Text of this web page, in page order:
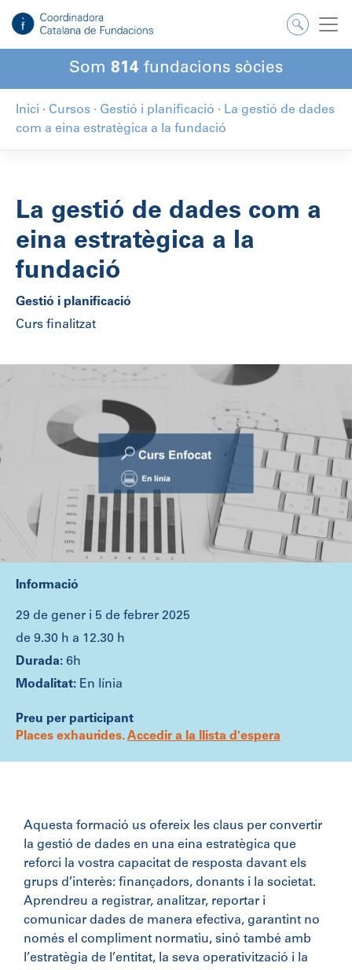
Som 814 fundacions sòcies
Inici · Cursos · Gestió i planificació · La gestió de dades
com a eina estratègica a la fundació
La gestió de dades com a
eina estratègica a la
fundació
Gestió i planificació
Curs finalitzat
Informació
29 de gener i 5 de febrer 2025
de 9.30 h a 12.30 h
6h
En línia
Preu per participant
Places exhaurides.Accedir a la llista d'espera
Aquesta formació us ofereix les claus per convertir
la gestió de dades en una eina estratègica que
reforci la vostra capacitat de resposta davant els
grups d’interès: finançadors, donants i la societat.
Aprendreu a registrar, analitzar, reportar i
comunicar dades de manera efectiva, garantint no
només el compliment normatiu, sinó també amb
l’estratègia de l’entitat, la seva operativització i la